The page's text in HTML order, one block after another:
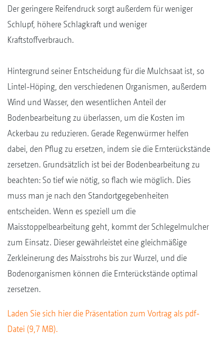
Der geringere Reifendruck sorgt außerdem für weniger
Schlupf, höhere Schlagkraft und weniger
Kraftstoffverbrauch.
Hintergrund seiner Entscheidung für die Mulchsaat ist, so
Lintel-Höping, den verschiedenen Organismen, außerdem
Wind und Wasser, den wesentlichen Anteil der
Bodenbearbeitung zu überlassen, um die Kosten im
Ackerbau zu reduzieren. Gerade Regenwürmer helfen
dabei, den Pflug zu ersetzen, indem sie die Ernterückstände
zersetzen. Grundsätzlich ist bei der Bodenbearbeitung zu
beachten: So tief wie nötig, so flach wie möglich. Dies
muss man je nach den Standortgegebenheiten
entscheiden. Wenn es speziell um die
Maisstoppelbearbeitung geht, kommt der Schlegelmulcher
zum Einsatz. Dieser gewährleistet eine gleichmäßige
Zerkleinerung des Maisstrohs bis zur Wurzel, und die
Bodenorganismen können die Ernterückstände optimal
zersetzen.
Laden Sie sich hier die Präsentation zum Vortrag als pdf-
Datei (9,7 MB).